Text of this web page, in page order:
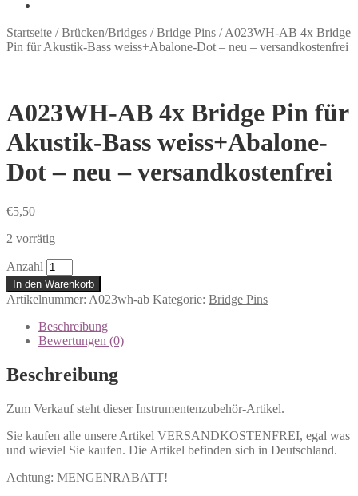
Startseite /Brücken/Bridges /Bridge Pins /A023WH-AB 4x Bridge
Pin für Akustik-Bass weiss+Abalone-Dot – neu – versandkostenfrei
A023WH-AB 4x Bridge Pin für
Akustik-Bass weiss+Abalone-
Dot – neu – versandkostenfrei
€5,50
2 vorrätig
Anzahl
In den Warenkorb
Artikelnummer: A023wh-ab Kategorie: Bridge Pins
Beschreibung
Bewertungen (0)
Beschreibung
Zum Verkauf steht dieser Instrumentenzubehör-Artikel.
Sie kaufen alle unsere Artikel VERSANDKOSTENFREI, egal was
und wieviel Sie kaufen. Die Artikel befinden sich in Deutschland.
Achtung: MENGENRABATT!